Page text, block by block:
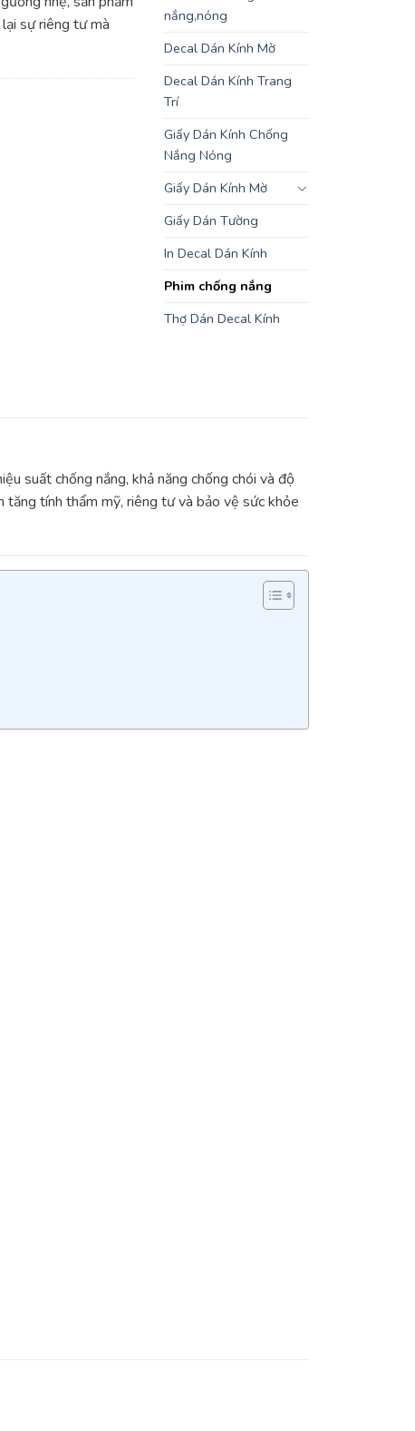
sự riêng tư mà
nắng,nóng
Decal Dán Kính Mờ
Decal Dán Kính Trang
Trí
Giấy Dán Kính Chống
Nắng Nóng
Giấy Dán Kính Mờ
Giấy Dán Tường
In Decal Dán Kính
Phim chống nắng
Thợ Dán Decal Kính
suất chống nắng, khả năng chống chói và độ
tăng tính thẩm mỹ, riêng tư và bảo vệ sức khỏe